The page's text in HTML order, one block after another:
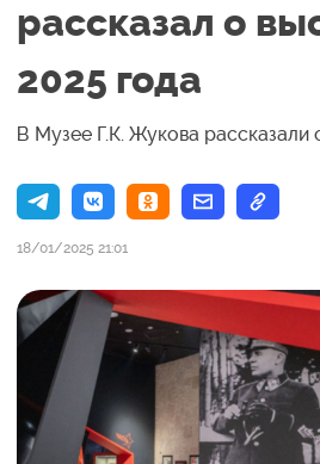
рассказал о
2025 года
В Музее Г.К. Жукова рассказали
18/01/2025 21:01